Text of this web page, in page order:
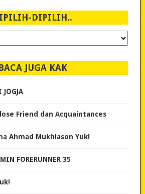
DIPILIH..
JUGA KAK
Friend dan Acquaintances
Ahmad Mukhlason Yuk!
FORERUNNER 35